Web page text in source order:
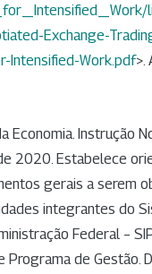
Exchange-
Intensified-Work.pdf>.
Economia. Instrução
2020. Estabelece
gerais a serem
integrantes do
Federal –
Programa de Gestão.